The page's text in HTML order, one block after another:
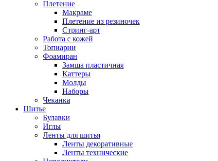
Плетение
Макраме
Плетение из резиночек
Стринг-арт
Работа с кожей
Топиарии
Фоамиран
Замша пластичная
Каттеры
Молды
Наборы
Чеканка
Шитье
Булавки
Иглы
Ленты для шитья
Ленты декоративные
Ленты технические